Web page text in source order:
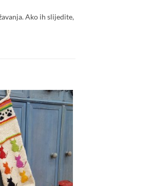
Ako ih slijedite,
Add to
wishlist